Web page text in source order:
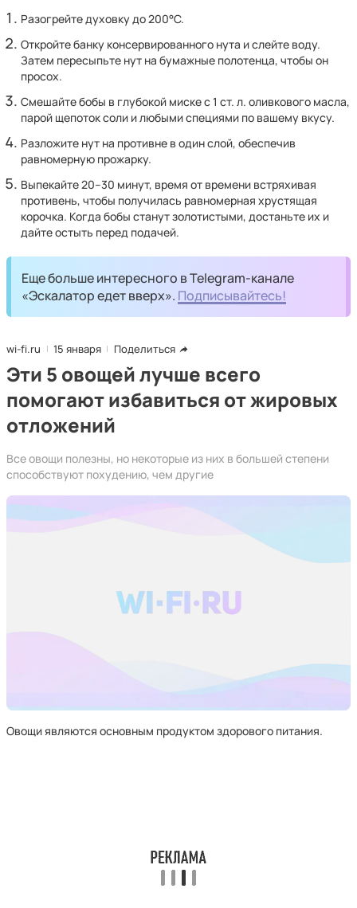
Разогрейте духовку до 200°C.
Откройте банку консервированного нута и слейте воду.
Затем пересыпьте нут на бумажные полотенца, чтобы он
просох.
Смешайте бобы в глубокой миске с 1 ст. л. оливкового масла,
парой щепоток соли и любыми специями по вашему вкусу.
Разложите нут на противне в один слой, обеспечив
равномерную прожарку.
Выпекайте 20–30 минут, время от времени встряхивая
противень, чтобы получилась равномерная хрустящая
корочка. Когда бобы станут золотистыми, достаньте их и
дайте остыть перед подачей.
Еще больше интересного в Telegram-канале
«Эскалатор едет вверх». Подписывайтесь!
wi-fi.ru 15 января Поделиться
Эти 5 овощей лучше всего
помогают избавиться от жировых
отложений
Все овощи полезны, но некоторые из них в большей степени
способствуют похудению, чем другие
Овощи являются основным продуктом здорового питания.